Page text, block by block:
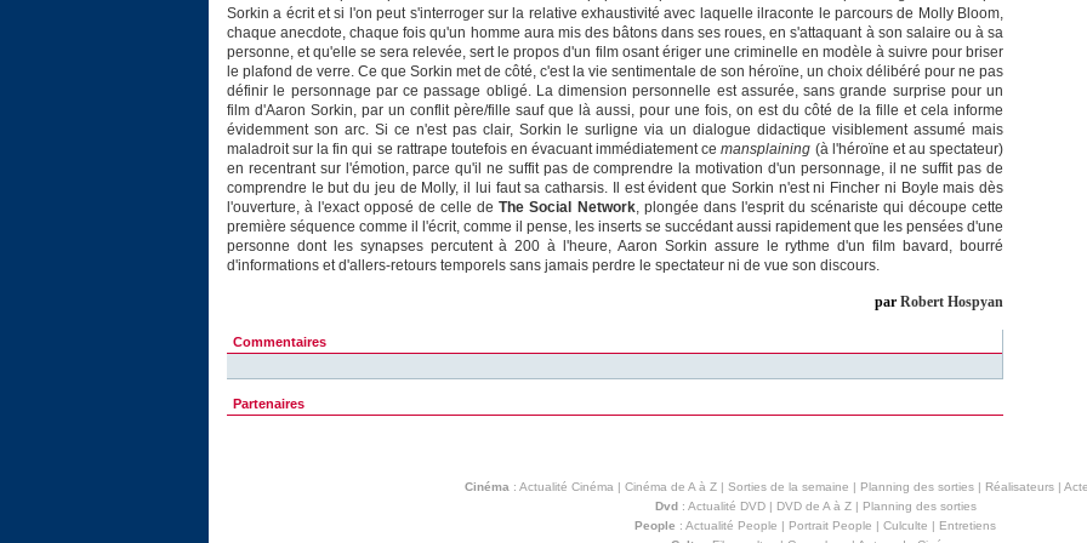
Sorkin a écrit et si l'on peut s'interroger sur la relative exhaustivité avec laquelle ilraconte le parcours de Molly Bloom,
chaque anecdote, chaque fois qu'un homme aura mis des bâtons dans ses roues, en s'attaquant à son salaire ou à sa
personne, et qu'elle se sera relevée, sert le propos d'un film osant ériger une criminelle en modèle à suivre pour briser
le plafond de verre. Ce que Sorkin met de côté, c'est la vie sentimentale de son héroïne, un choix délibéré pour ne pas
définir le personnage par ce passage obligé. La dimension personnelle est assurée, sans grande surprise pour un
film d'Aaron Sorkin, par un conflit père/fille sauf que là aussi, pour une fois, on est du côté de la fille et cela informe
évidemment son arc. Si ce n'est pas clair, Sorkin le surligne via un dialogue didactique visiblement assumé mais
maladroit sur la fin qui se rattrape toutefois en évacuant immédiatement cemansplaining (à l'héroïne et au spectateur)
en recentrant sur l'émotion, parce qu'il ne suffit pas de comprendre la motivation d'un personnage, il ne suffit pas de
comprendre le but du jeu de Molly, il lui faut sa catharsis. Il est évident que Sorkin n'est ni Fincher ni Boyle mais dès
l'ouverture, à l'exact opposé de celle deThe Social Network, plongée dans l'esprit du scénariste qui découpe cette
première séquence comme il l'écrit, comme il pense, les inserts se succédant aussi rapidement que les pensées d'une
personne dont les synapses percutent à 200 à l'heure, Aaron Sorkin assure le rythme d'un film bavard, bourré
d'informations et d'allers-retours temporels sans jamais perdre le spectateur ni de vue son discours.
par Robert Hospyan
Commentaires
Partenaires
Cinéma : Actualité Cinéma | Cinéma de A à Z| Sorties de la semaine | Planning des sorties| Réalisateurs|
Dvd: Actualité DVD| DVD de A à Z| Planning des sorties
People : Actualité People | Portrait People | Culculte | Entretiens